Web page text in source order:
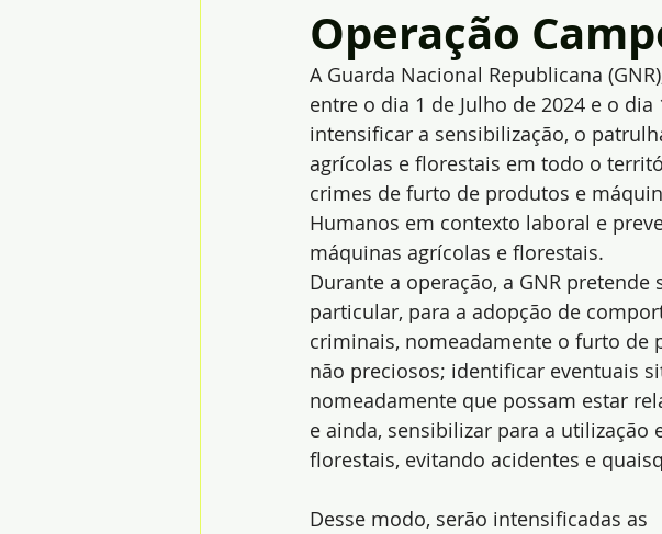
Operação
A Guarda Nacional Republicana
entre o dia 1 de Julho de 2024 e o
intensificar a sensibilização, o
agrícolas e florestais em todo o
crimes de furto de produtos e
Humanos em contexto laboral e
máquinas agrícolas e florestais.
Durante a operação, a GNR
particular, para a adopção de
criminais, nomeadamente o furto de
não preciosos; identificar eventuais
nomeadamente que possam estar
e ainda, sensibilizar para a utilização
florestais, evitando acidentes e
Desse modo, serão intensificadas as